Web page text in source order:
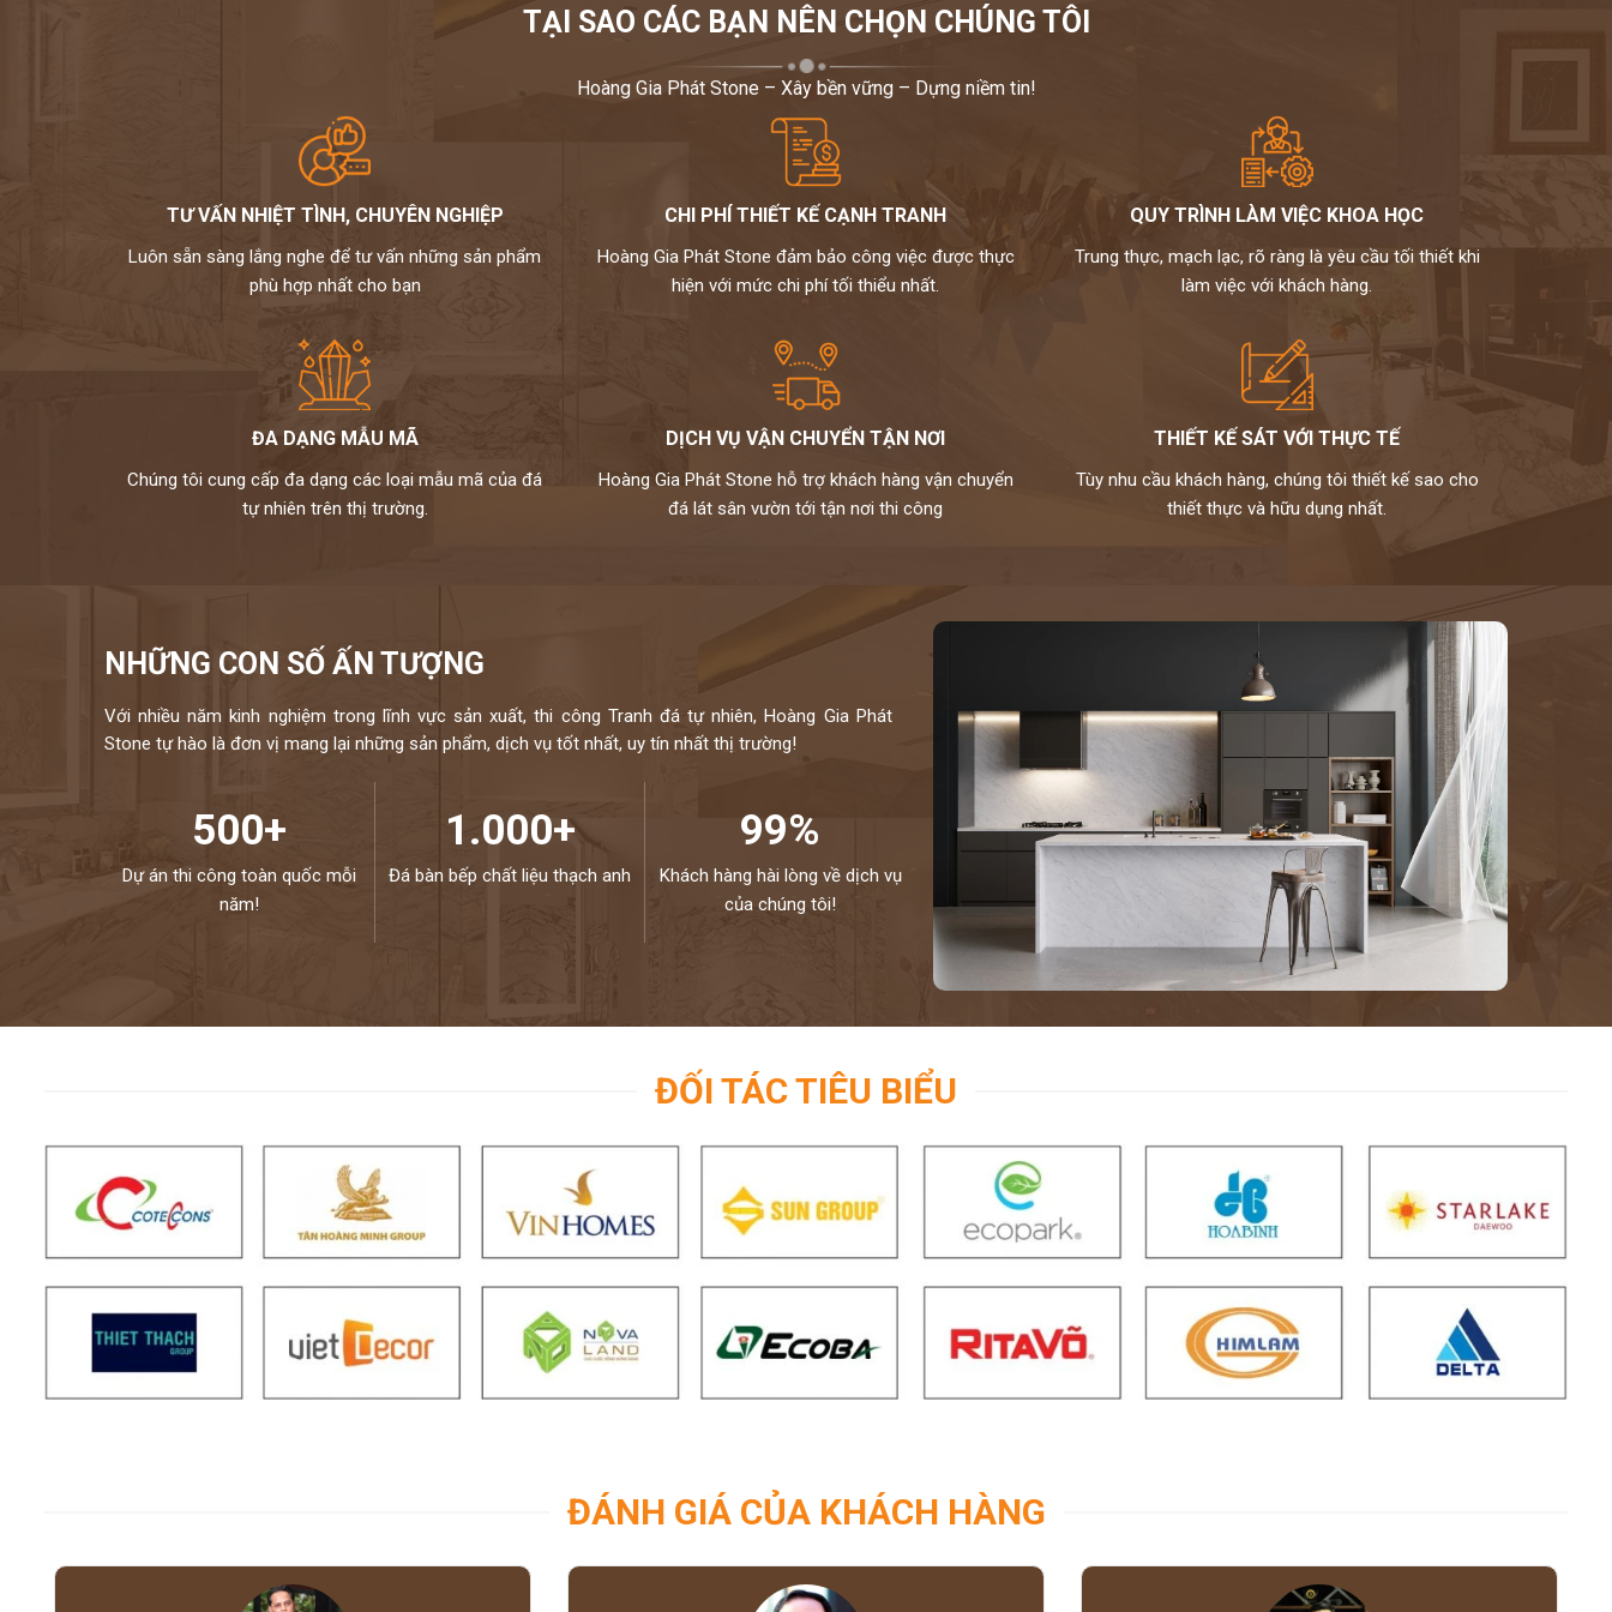
TẠI SAO CÁC BẠN NÊN CHỌN CHÚNG TÔI
Hoàng Gia Phát Stone – Xây bền vững – Dựng niềm tin!
TƯ VẤN NHIỆT TÌNH, CHUYÊN NGHIỆP
Luôn sẵn sàng lắng nghe để tư vấn những sản phẩm
phù hợp nhất cho bạn
CHI PHÍ THIẾT KẾ CẠNH TRANH
Hoàng Gia Phát Stone đảm bảo công việc được thực
hiện với mức chi phí tối thiểu nhất.
QUY TRÌNH LÀM VIỆC KHOA HỌC
Trung thực, mạch lạc, rõ ràng là yêu cầu tối thiết khi
làm việc với khách hàng.
ĐA DẠNG MẪU MÃ
Chúng tôi cung cấp đa dạng các loại mẫu mã của đá
tự nhiên trên thị trường.
DỊCH VỤ VẬN CHUYỂN TẬN NƠI
Hoàng Gia Phát Stone hỗ trợ khách hàng vận chuyển
đá lát sân vườn tới tận nơi thi công
THIẾT KẾ SÁT VỚI THỰC TẾ
Tùy nhu cầu khách hàng, chúng tôi thiết kế sao cho
thiết thực và hữu dụng nhất.
NHỮNG CON SỐ ẤN TƯỢNG
Với nhiều năm kinh nghiệm trong lĩnh vực sản xuất, thi công Tranh đá tự nhiên, Hoàng Gia Phát
Stone tự hào là đơn vị mang lại những sản phẩm, dịch vụ tốt nhất, uy tín nhất thị trường!
500+
Dự án thi công toàn quốc mỗi
năm!
1.000+
Đá bàn bếp chất liệu thạch anh
99%
Khách hàng hài lòng về dịch vụ
của chúng tôi!
ĐỐI TÁC TIÊU BIỂU
ĐÁNH GIÁ CỦA KHÁCH HÀNG